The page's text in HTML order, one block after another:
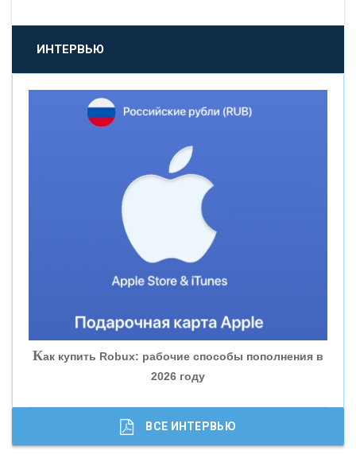
«ПРОМСВЯЗЬБАНК»
«НОВИКОМБАНК»
«ВНЕШПРОМБАНК»
«БАНК ГЛОБЭКС»
«СОВКОМБАНК»
«ГАЗПРОМБАНК»
ИНТЕРВЬЮ
Как купить Robux: рабочие способы пополнения в
2026 году
ВСЕ ИНТЕРВЬЮ